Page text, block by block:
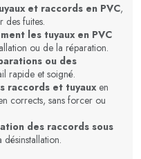
et raccords en PVC,
des fuites.
les tuyaux en PVC
ou de la réparation.
ou des
rapide et soigné.
raccords et tuyaux en
corrects, sans forcer ou
des raccords sous